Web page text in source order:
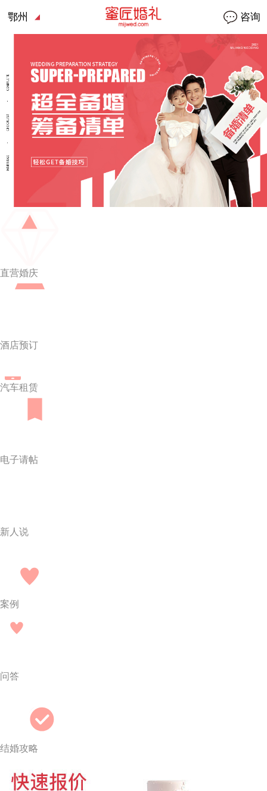
鄂州 咨询
直营婚庆
酒店预订
汽车租赁
电子请帖
新人说
案例
问答
结婚攻略